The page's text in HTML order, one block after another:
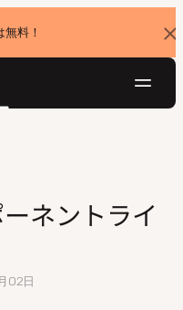
料！
バ
ナ
ョ
選
ネントライ
02日